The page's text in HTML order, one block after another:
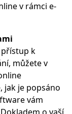
v rámci e-
k
můžete v
jak je popsáno
vám